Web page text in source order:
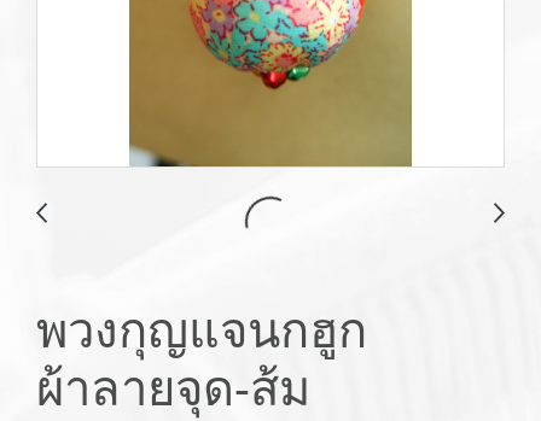
พวงกุญแจนกฮูก
ผ้าลายจุด-ส้ม